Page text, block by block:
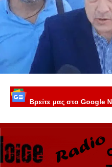
Βρείτε μας στο Google